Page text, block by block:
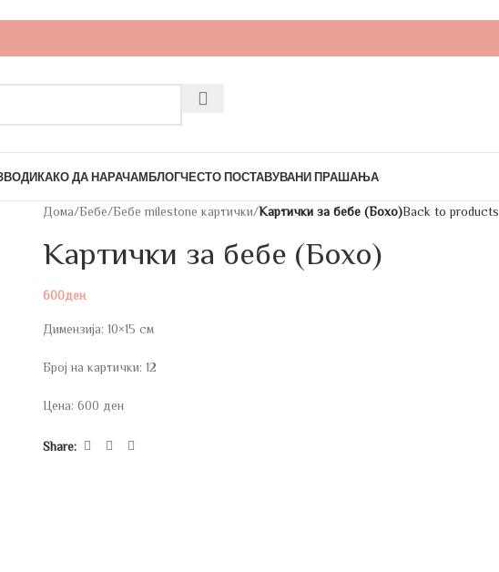
КАКО ДА НАРАЧАМБЛОГЧЕСТО ПОСТАВУВАНИ ПРАШАЊА
Дома/Бебе/Бебе milestone картички/Картички за бебе (Бохо)Back to products
Картички за бебе (Бохо)
600ден
Димензија: 10×15 см
Број на картички: 12
Цена: 600 ден
Share: